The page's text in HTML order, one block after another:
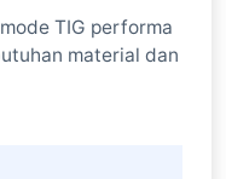
TIG performa
material dan